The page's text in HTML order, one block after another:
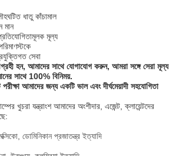
ধাতু কাঁচামাল
মান
মূল্য
স্টকে
সেবা
হন, আমাদের সাথে যোগাযোগ করুন, আমরা সঙ্গে সেরা মূল্য
সাথে 100% বিনিময়.
আমাদের জন্য একটি ভাল এবং দীর্ঘমেয়াদী সহযোগিতা
খুচরা যন্ত্রাংশ আমাদের অংশীদার, এজেন্ট, ক্লায়েন্টদের
ডোমিনিকান প্রজাতন্ত্র ইত্যাদি